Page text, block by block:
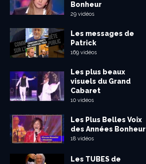
Bonheur
29 vidéos
Les messages de
Patrick
169 vidéos
Les plus beaux
visuels du Grand
Cabaret
10 vidéos
Les Plus Belles Voix
des Années Bonheur
18 vidéos
Les TUBES de